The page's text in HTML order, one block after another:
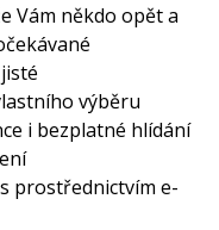
Vám někdo opět a
výběru
i bezplatné hlídání
prostřednictvím e-